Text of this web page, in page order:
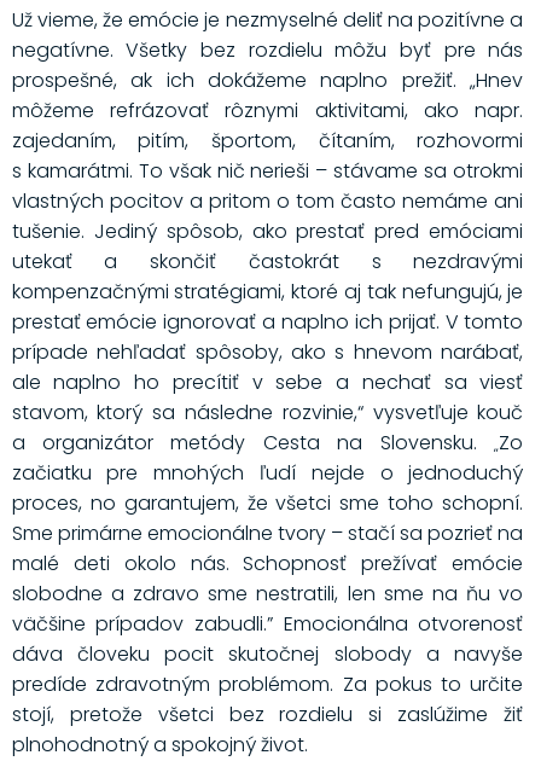
Už vieme, že emócie je nezmyselné deliť na pozitívne a
negatívne. Všetky bez rozdielu môžu byť pre nás
prospešné, ak ich dokážeme naplno prežiť. „Hnev
môžeme refrázovať rôznymi aktivitami, ako napr.
zajedaním, pitím, športom, čítaním, rozhovormi
s kamarátmi. To však nič nerieši – stávame sa otrokmi
vlastných pocitov a pritom o tom často nemáme ani
tušenie. Jediný spôsob, ako prestať pred emóciami
utekať a skončiť častokrát s nezdravými
kompenzačnými stratégiami, ktoré aj tak nefungujú, je
prestať emócie ignorovať a naplno ich prijať. V tomto
prípade nehľadať spôsoby, ako s hnevom narábať,
ale naplno ho precítiť v sebe a nechať sa viesť
stavom, ktorý sa následne rozvinie,“ vysvetľuje kouč
a organizátor metódy Cesta na Slovensku.„Zo
začiatku pre mnohých ľudí nejde o jednoduchý
proces, no garantujem, že všetci sme toho schopní.
Sme primárne emocionálne tvory – stačí sa pozrieť na
malé deti okolo nás. Schopnosť prežívať emócie
slobodne a zdravo sme nestratili, len sme na ňu vo
väčšine prípadov zabudli.” Emocionálna otvorenosť
dáva človeku pocit skutočnej slobody a navyše
predíde zdravotným problémom. Za pokus to určite
stojí, pretože všetci bez rozdielu si zaslúžime žiť
plnohodnotný a spokojný život.